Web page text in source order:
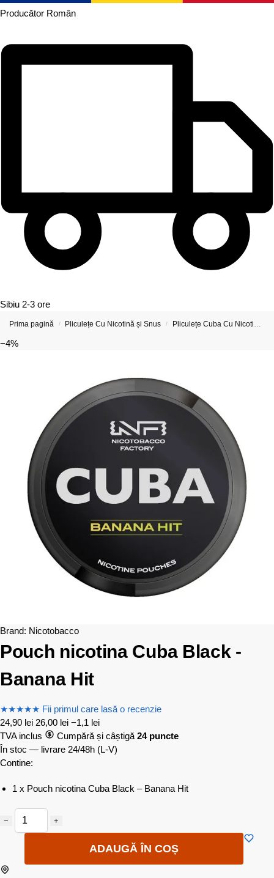
Producător Român
Sibiu 2-3 ore
Prima pagină / Pliculețe Cu Nicotină și Snus / Pliculețe Cuba Cu Nicotină
−4%
Brand: Nicotobacco
Pouch nicotina Cuba Black -
Banana Hit
★★★★★ Fii primul care lasă o recenzie
24,90 lei 26,00 lei −1,1 lei
TVA inclus
Cumpără și câștigă 24 puncte
În stoc — livrare 24/48h (L-V)
Contine:
1 x Pouch nicotina Cuba Black – Banana Hit
− +
ADAUGĂ ÎN COȘ